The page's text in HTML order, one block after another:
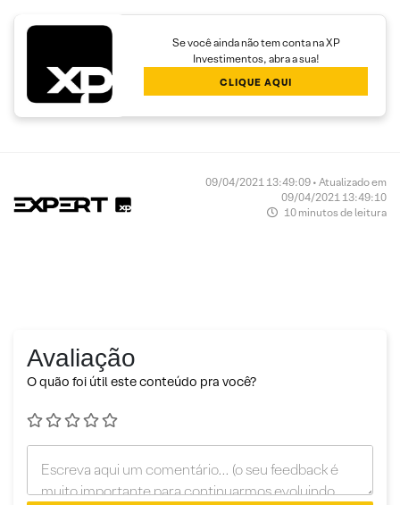
Se você ainda não tem conta na XP
Investimentos, abra a sua!
CLIQUE AQUI
09/04/2021 13:49:09 • Atualizado em
09/04/2021 13:49:10
10 minutos de leitura
Avaliação
O quão foi útil este conteúdo pra você?